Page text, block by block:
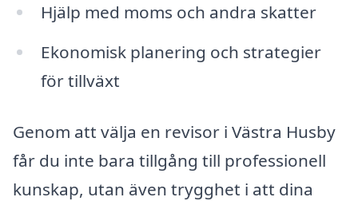
Hjälp med moms och andra skatter
Ekonomisk planering och strategier
för tillväxt
Genom att välja en revisor i Västra Husby
får du inte bara tillgång till professionell
kunskap, utan även trygghet i att dina